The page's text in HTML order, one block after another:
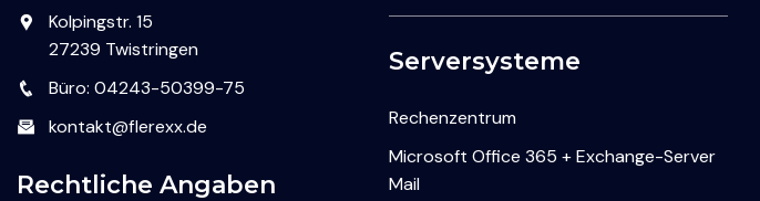
Kolpingstr. 15
27239 Twistringen
Büro: 04243-50399-75
kontakt@flerexx.de
Rechtliche Angaben
Serversysteme
Rechenzentrum
Microsoft Office 365 + Exchange-Server
Mail